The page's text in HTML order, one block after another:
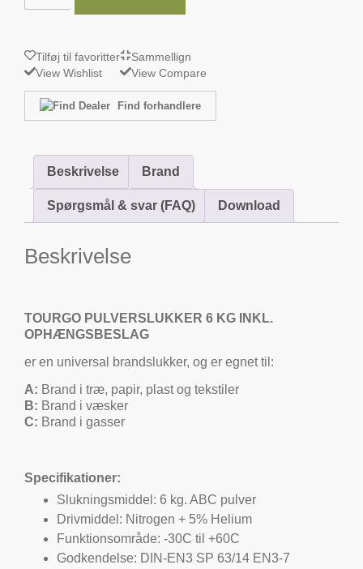
Tilføj til favoritter
View Wishlist
Sammellign
View Compare
Find forhandlere
Beskrivelse Brand
Spørgsmål & svar (FAQ) Download
Beskrivelse
TOURGO PULVERSLUKKER 6 KG INKL.
OPHÆNGSBESLAG
er en universal brandslukker, og er egnet til:
A: Brand i træ, papir, plast og tekstiler
B: Brand i væsker
C: Brand i gasser
Specifikationer:
Slukningsmiddel: 6 kg. ABC pulver
Drivmiddel: Nitrogen + 5% Helium
Funktionsområde: -30C til +60C
Godkendelse: DIN-EN3 SP 63/14 EN3-7